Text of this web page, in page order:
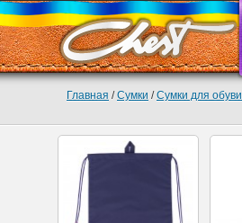
Главная /Сумки /Сумки для обуви